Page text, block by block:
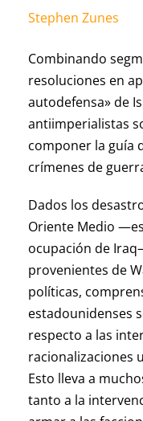
Stephen Zunes
Combinando
resoluciones en
autodefensa» de
antiimperialistas
componer la guía
crímenes de
Dados los
Oriente Medio
ocupación de
provenientes de
políticas,
estadounidenses
respecto a las
racionalizaciones
Esto lleva a
tanto a la